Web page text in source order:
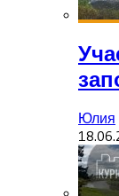
Юлия